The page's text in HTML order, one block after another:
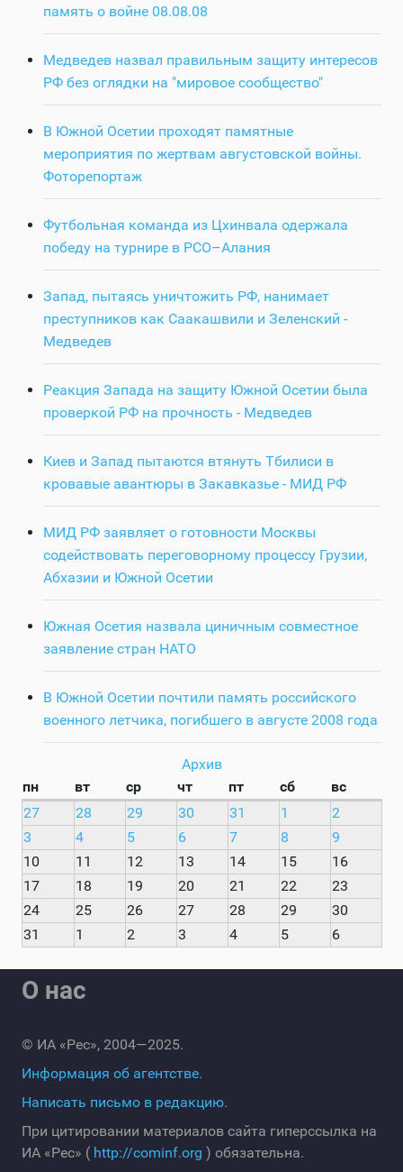
память о войне 08.08.08
Медведев назвал правильным защиту интересов
РФ без оглядки на "мировое сообщество"
В Южной Осетии проходят памятные
мероприятия по жертвам августовской войны.
Фоторепортаж
Футбольная команда из Цхинвала одержала
победу на турнире в РСО–Алания
Запад, пытаясь уничтожить РФ, нанимает
преступников как Саакашвили и Зеленский -
Медведев
Реакция Запада на защиту Южной Осетии была
проверкой РФ на прочность - Медведев
Киев и Запад пытаются втянуть Тбилиси в
кровавые авантюры в Закавказье - МИД РФ
МИД РФ заявляет о готовности Москвы
содействовать переговорному процессу Грузии,
Абхазии и Южной Осетии
Южная Осетия назвала циничным совместное
заявление стран НАТО
В Южной Осетии почтили память российского
военного летчика, погибшего в августе 2008 года
Архив
пн
вт ср чт пт сб
вс
27
28 29 30 31 1
2
3
4 5 6 7 8
9
10
11 12 13 14 15
16
17
18 19 20 21 22
23
24
25 26 27 28 29
30
31
1 2 3 4 5 6
О нас
© ИА «Рес», 2004—2025.
Информация об агентстве.
Написать письмо в редакцию.
При цитировании материалов сайта гиперссылка на
ИА «Рес» ( http://cominf.org ) обязательна.